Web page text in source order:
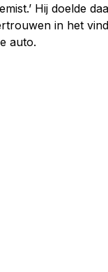
Hij doelde
in het
auto.